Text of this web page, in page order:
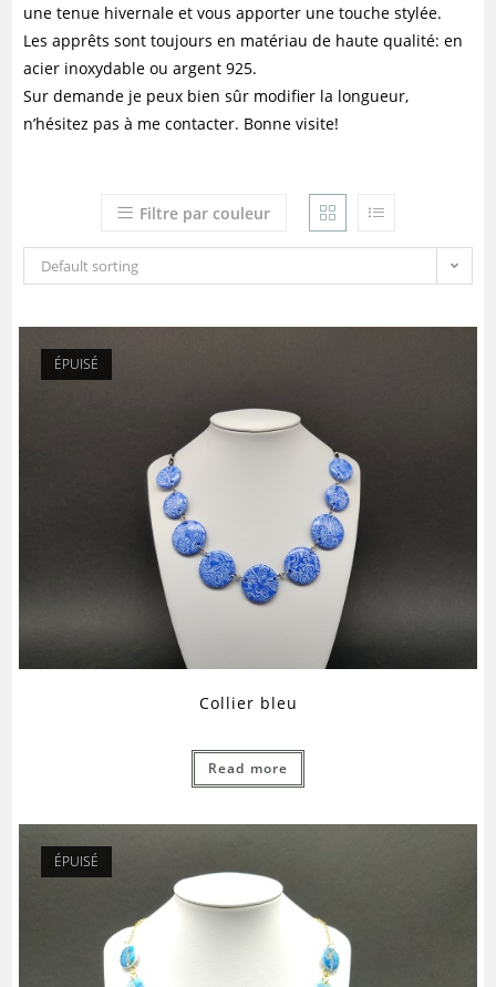
une tenue hivernale et vous apporter une touche stylée.
Les apprêts sont toujours en matériau de haute qualité: en
acier inoxydable ou argent 925.
Sur demande je peux bien sûr modifier la longueur,
n’hésitez pas à me contacter. Bonne visite!
Filtre par couleur
Default sorting
ÉPUISÉ
Collier bleu
Read more
ÉPUISÉ